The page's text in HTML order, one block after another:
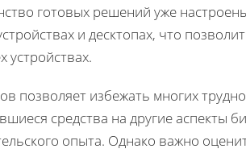
готовых решений уже
и десктопах, что
устройствах.
позволяет избежать многих
средства на другие аспекты
опыта. Однако важно